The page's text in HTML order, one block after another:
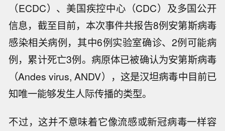
（ECDC）、美国疾控中心（CDC）及多国公开
信息，截至目前，本次事件共报告8例安第斯病毒
感染相关病例，其中6例实验室确诊、2例可能病
例，累计死亡3例。病原体已被确认为安第斯病毒
（Andes virus, ANDV），这是汉坦病毒中目前已
知唯一能够发生人际传播的类型。
不过，这并不意味着它像流感或新冠病毒一样容